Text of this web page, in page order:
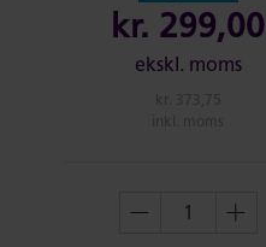
kr. 299,00
ekskl. moms